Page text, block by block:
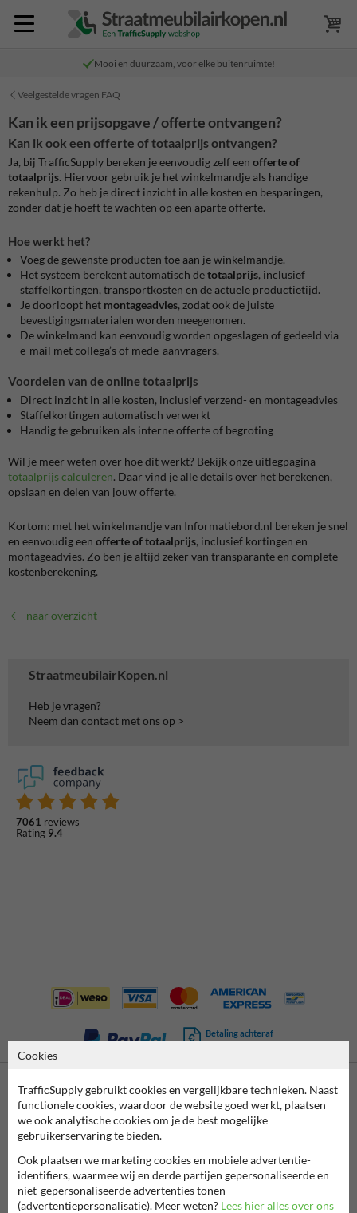
Mooi en duurzaam, voor elke buitenruimte!
Veelgestelde vragen FAQ
StraatmeubilairKopen.nl
Heb je vragen?
Neem dan contact met ons op >
7061 reviews
Rating 9.4
Kan ik een prijsopgave / offerte ontvangen?
Kan ik ook een offerte of totaalprijs ontvangen?
Ja, bij TrafficSupply bereken je eenvoudig zelf een offerte of
totaalprijs. Hiervoor gebruik je het winkelmandje als handige
rekenhulp. Zo heb je direct inzicht in alle kosten en besparingen,
zonder dat je hoeft te wachten op een aparte offerte.
Hoe werkt het?
Voeg de gewenste producten toe aan je winkelmandje.
Het systeem berekent automatisch detotaalprijs, inclusief
staffelkortingen, transportkosten en de actuele productietijd.
Je doorloopt het montageadvies, zodat ook de juiste
bevestigingsmaterialen worden meegenomen.
De winkelmand kan eenvoudig worden opgeslagen of gedeeld via
e-mail met collega’s of mede-aanvragers.
Voordelen van de online totaalprijs
Direct inzicht in alle kosten, inclusief verzend- en montageadvies
Staffelkortingen automatisch verwerkt
Handig te gebruiken als interne offerte of begroting
Wil je meer weten over hoe dit werkt? Bekijk onze uitlegpagina
totaalprijs calculeren. Daar vind je alle details over het berekenen,
opslaan en delen van jouw offerte.
Kortom: met het winkelmandje van Informatiebord.nl bereken je snel
en eenvoudig een offerte of totaalprijs, inclusief kortingen en
montageadvies. Zo ben je altijd zeker van transparante en complete
kostenberekening.
naar overzicht
Betaling achteraf
Neem contact met ons op
Wij zijn op werkdagen (van 8.00 tot 17.00) te bereiken op 038-
7920070.
Vragen? Stuur een e-mail naar
info@trafficsupply.nl
of vul het
formulier in en we reageren zo spoedig mogelijk.
info@trafficsupply.nl
Cookies
TrafficSupply gebruikt cookies en vergelijkbare technieken. Naast
functionele cookies, waardoor de website goed werkt, plaatsen
we ook analytische cookies om je de best mogelijke
gebruikerservaring te bieden.
Ook plaatsen we marketing cookies en mobiele advertentie-
identifiers, waarmee wij en derde partijen gepersonaliseerde en
niet-gepersonaliseerde advertenties tonen
(advertentiepersonalisatie). Meer weten? Lees hier alles over ons